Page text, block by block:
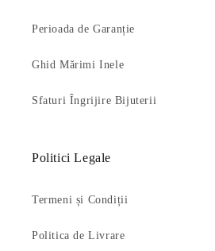
Perioada de Garanție
Ghid Mărimi Inele
Sfaturi Îngrijire Bijuterii
Politici Legale
Termeni și Condiții
Politica de Livrare